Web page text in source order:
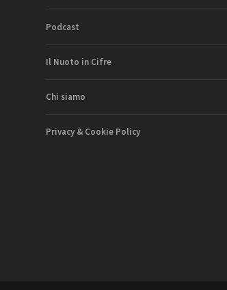
Podcast
Il Nuoto in Cifre
Chi siamo
Privacy & Cookie Policy